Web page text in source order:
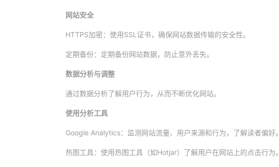
网站安全
HTTPS加密：使用SSL证书，确保网站数据传输的安全性。
定期备份：定期备份网站数据，防止意外丢失。
数据分析与调整
通过数据分析了解用户行为，从而不断优化网站。
使用分析工具
Google Analytics：监测网站流量、用户来源和行为，了解读者偏好。
热图工具：使用热图工具（如Hotjar）了解用户在网站上的点击行为。